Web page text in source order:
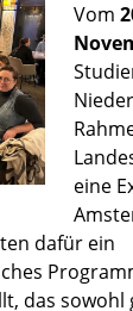
Vom
eine
dafür ein
das sowohl